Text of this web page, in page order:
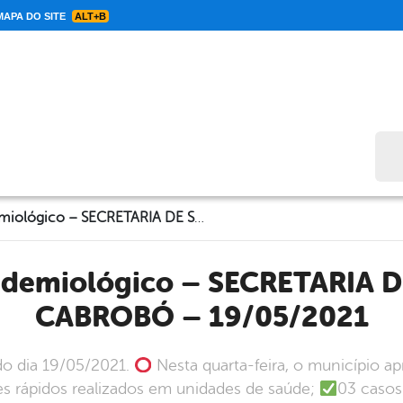
DO SITE ALT+B
Informe Epidemiológico – SECRETARIA DE SAÚDE DE CABROBÓ – 19/05/2021
CABROBÓ – 19/05/2021
dia 19/05/2021. Nesta quarta-feira, o município
rápidos realizados em unidades de saúde;
03